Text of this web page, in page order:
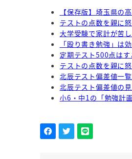
【保存版】埼玉県
テストの点数を親に
大学受験で家計が苦
「殴り書き勉強」は
定期テスト500点は
テストの点数を親に
北辰テスト偏差値一
北辰テスト偏差値の
小6・中1の「勉強計